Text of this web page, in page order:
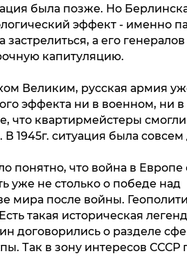
была позже. Но
эффект - именно
а его генералов
капитуляцию.
Великим, русская армия
эффекта ни в военном, ни в
что квартирмейстеры смогли
1945г. ситуация была
понятно, что война в Европе
уже не столько о победе над
мира после войны.
такая историческая
договорились о разделе
Так в зону интересов СССР